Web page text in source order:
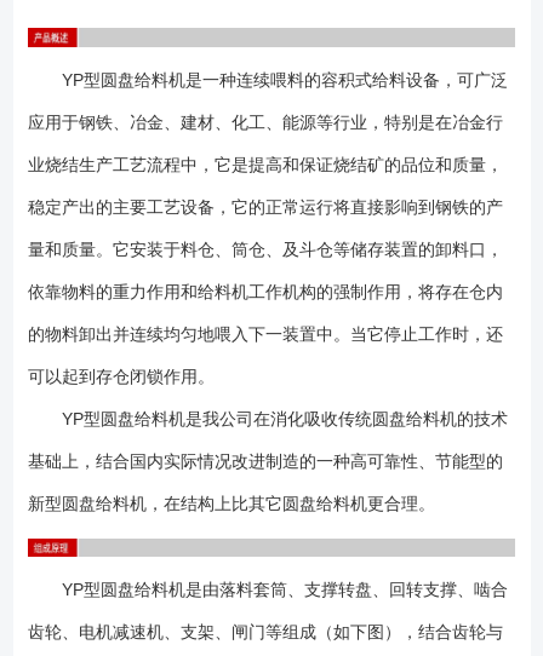
栓连接于一体，电机减速机带动支撑转盘转动，物料由落料套筒下落至支
撑转盘上，支撑转盘上装有手动或电动闸门，用来调节物料的处理量，当
物料在转盘上转动中被刮刀推下至落料口，从而完成给料过程。 1、采
扇形调节闸门的结构，使其结构更加简洁可靠； 3、改进了盘面上衬板
和套筒的设计，使其可在正常工作时方便的更换衬板，大大减轻了更换衬
力特别大，寿命长； 5、传动机构是依靠本公司多年从事减速器设计制
造的丰富经验，并结合圆盘料机的实际工况，专门为其量身定做的专用减
速器。全部采用高精度的硬齿面齿轮，传动效率高，运行噪声低，使用寿
物料全部出料口卸出，不会散落在圆盘四周，保证了现场的清洁； 7、
减速器和回转机构各自独立润滑，均采用高质量的中压齿轮油油池润滑，
了电机与减速器之间的联轴器，故而从根本上解决了减速器高速轴漏油的
问题； 8、电机采用可采用变频电机，调节范围大，可充分调节物料流
铸有花格，在工作中可存储物料，使物料与物料之产生磨擦，大大提高了
衬板的使用寿命； 10、传动机构悬挂在圆盘下面，更换方便，并使整
YP型圆盘给料机是一种连续喂料的容积式给料设备，可广泛
应用于钢铁、冶金、建材、化工、能源等行业，特别是在冶金行
业烧结生产工艺流程中，它是提高和保证烧结矿的品位和质量，
稳定产出的主要工艺设备，它的正常运行将直接影响到钢铁的产
量和质量。它安装于料仓、筒仓、及斗仓等储存装置的卸料口，
依靠物料的重力作用和给料机工作机构的强制作用，将存在仓内
的物料卸出并连续均匀地喂入下一装置中。当它停止工作时，还
可以起到存仓闭锁作用。
YP型圆盘给料机是我公司在消化吸收传统圆盘给料机的技术
基础上，结合国内实际情况改进制造的一种高可靠性、节能型的
新型圆盘给料机，在结构上比其它圆盘给料机更合理。
YP型圆盘给料机是由落料套筒、支撑转盘、回转支撑、啮合
齿轮、电机减速机、支架、闸门等组成（如下图），结合齿轮与